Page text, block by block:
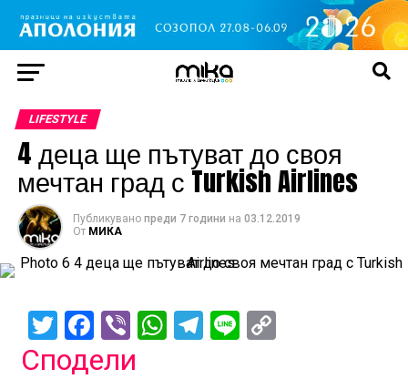
LIFESTYLE
4 деца ще пътуват до своя
мечтан град с Turkish Airlines
Публикувано преди 7 години на 03.12.2019
От МИКА
TwitterFacebook
ViberWhatsApp
Telegram
Line
Сподели